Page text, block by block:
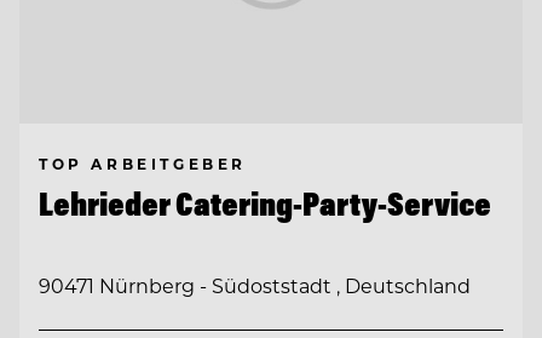
TOP ARBEITGEBER
Lehrieder Catering-Party-Service
90471 Nürnberg - Südoststadt , Deutschland